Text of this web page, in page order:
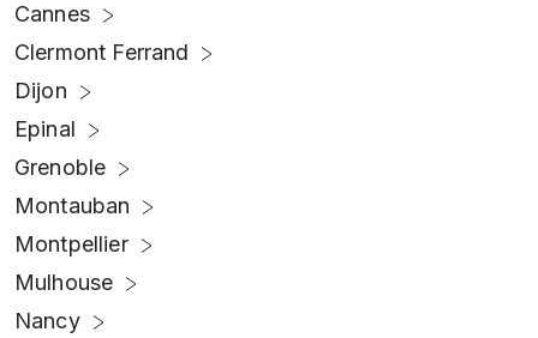
Cannes
Clermont Ferrand
Dijon
Epinal
Grenoble
Montauban
Montpellier
Mulhouse
Nancy